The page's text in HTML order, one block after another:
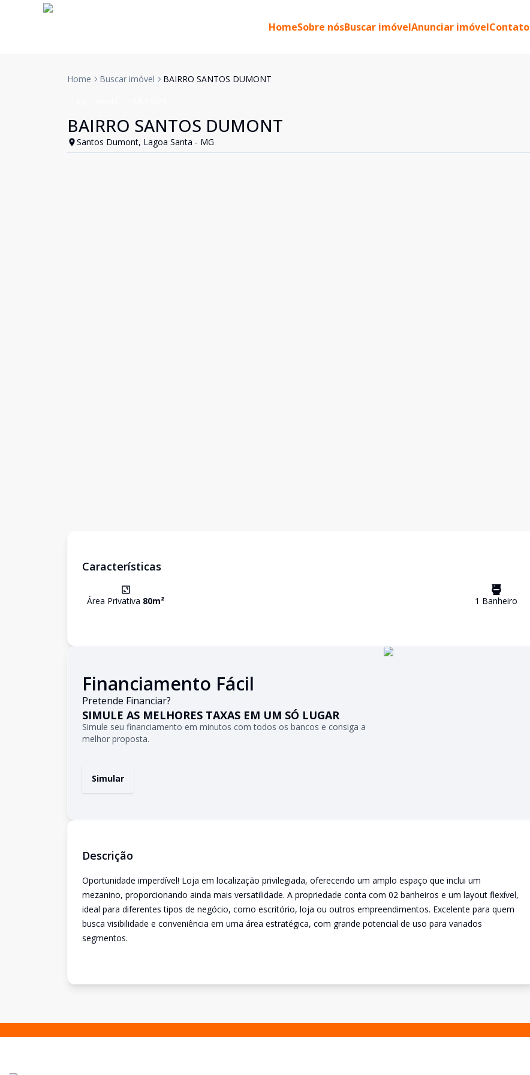
HomeSobre nósBuscar imóvelAnunciar imóvelContato
Home Buscar imóvel BAIRRO SANTOS DUMONT
BAIRRO SANTOS DUMONT
Santos Dumont, Lagoa Santa - MG
Características
Área Privativa 80m² 1 Banheiro
Financiamento Fácil
Pretende Financiar?
SIMULE AS MELHORES TAXAS EM UM SÓ LUGAR
Simule seu financiamento em minutos com todos os bancos e consiga a
melhor proposta.
Simular
Descrição
Oportunidade imperdível! Loja em localização privilegiada, oferecendo um amplo espaço que inclui um
mezanino, proporcionando ainda mais versatilidade. A propriedade conta com 02 banheiros e um layout flexível,
ideal para diferentes tipos de negócio, como escritório, loja ou outros empreendimentos. Excelente para quem
busca visibilidade e conveniência em uma área estratégica, com grande potencial de uso para variados
segmentos.